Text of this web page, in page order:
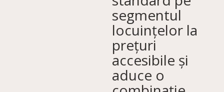
segmentul
locuințelor la
prețuri
accesibile și
aduce o